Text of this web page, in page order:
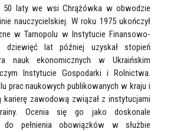
50 laty we wsi Chrążówka w obwodzie
nauczycielskiej. W roku 1975 ukończył
w Tarnopolu w Instytucie Finansowo-
dziewięć lat później uzyskał stopień
nauk ekonomicznych w Ukraińskim
Instytucie Gospodarki i Rolnictwa.
prac naukowych publikowanych w kraju i
karierę zawodową związał z instytucjami
Ocenia się go jako doskonale
do pełnienia obowiązków w służbie